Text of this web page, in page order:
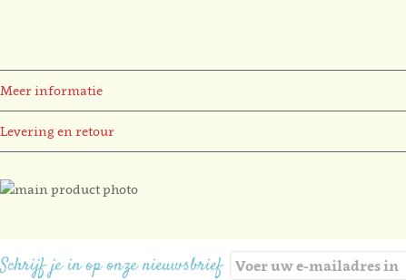
Meer informatie
Levering en retour
Ga
van
begin
Schrijf je in op onze nieuwsbrief